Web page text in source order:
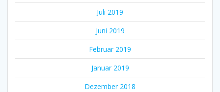
Juli 2019
Juni 2019
Februar 2019
Januar 2019
Dezember 2018